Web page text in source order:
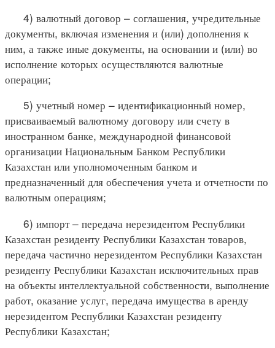
4) валютный договор – соглашения, учредительные
документы, включая изменения и (или) дополнения к
ним, а также иные документы, на основании и (или) во
исполнение которых осуществляются валютные
операции;
5) учетный номер – идентификационный номер,
присваиваемый валютному договору или счету в
иностранном банке, международной финансовой
организации Национальным Банком Республики
Казахстан или уполномоченным банком и
предназначенный для обеспечения учета и отчетности по
валютным операциям;
6) импорт – передача нерезидентом Республики
Казахстан резиденту Республики Казахстан товаров,
передача частично нерезидентом Республики Казахстан
резиденту Республики Казахстан исключительных прав
на объекты интеллектуальной собственности, выполнение
работ, оказание услуг, передача имущества в аренду
нерезидентом Республики Казахстан резиденту
Республики Казахстан;